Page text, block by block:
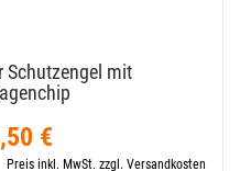
Schutzengel mit
€
Preis inkl. MwSt. zzgl. Versandkosten